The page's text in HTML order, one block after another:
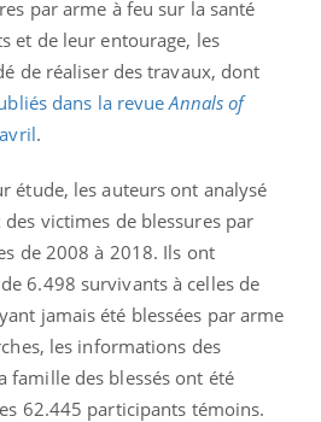
par arme à feu sur la santé
et de leur entourage, les
de réaliser des travaux, dont
dans la revueAnnals of
.
étude, les auteurs ont analysé
victimes de blessures par
de 2008 à 2018. Ils ont
6.498 survivants à celles de
jamais été blessées par arme
les informations des
famille des blessés ont été
62.445 participants témoins.